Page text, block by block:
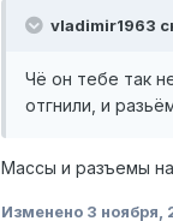
vladimir1963
Чё он тебе так
отгнили, и
Массы и разъемы
Изменено 3 ноября,